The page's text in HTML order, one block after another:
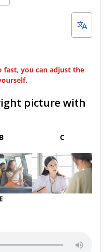
fast, you can adjust the
picture with
B C
E